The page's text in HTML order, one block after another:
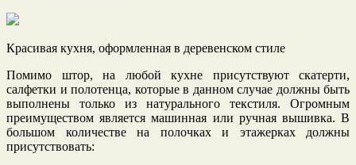
Красивая кухня, оформленная в деревенском стиле
Помимо штор, на любой кухне присутствуют скатерти,
салфетки и полотенца, которые в данном случае должны быть
выполнены только из натурального текстиля. Огромным
преимуществом является машинная или ручная вышивка. В
большом количестве на полочках и этажерках должны
присутствовать: